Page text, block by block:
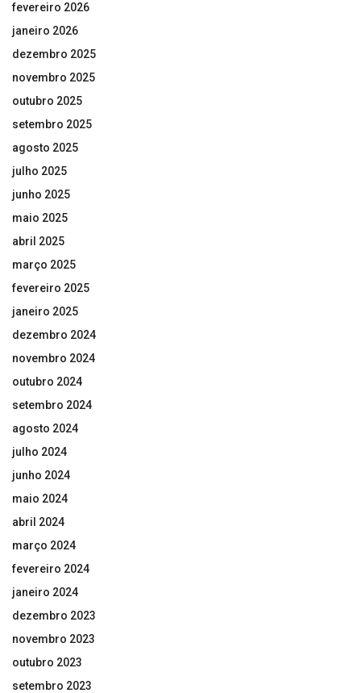
fevereiro 2026
janeiro 2026
dezembro 2025
novembro 2025
outubro 2025
setembro 2025
agosto 2025
julho 2025
junho 2025
maio 2025
abril 2025
março 2025
fevereiro 2025
janeiro 2025
dezembro 2024
novembro 2024
outubro 2024
setembro 2024
agosto 2024
julho 2024
junho 2024
maio 2024
abril 2024
março 2024
fevereiro 2024
janeiro 2024
dezembro 2023
novembro 2023
outubro 2023
setembro 2023